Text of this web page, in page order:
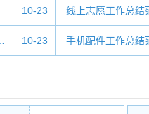
10-23 线上志愿工作总结
10-23 手机配件工作总结